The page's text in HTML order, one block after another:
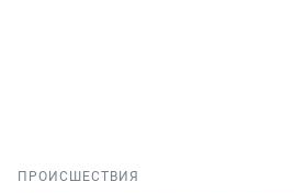
ПРОИСШЕСТВИЯ